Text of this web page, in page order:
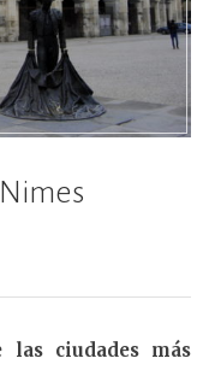
las ciudades más